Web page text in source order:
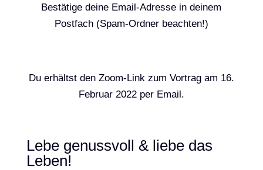
Bestätige deine Email-Adresse in deinem
Postfach (Spam-Ordner beachten!)
Du erhältst den Zoom-Link zum Vortrag am 16.
Februar 2022 per Email.
Lebe genussvoll & liebe das
Leben!